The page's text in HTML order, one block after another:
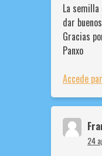
La
dar
Gracias
Panxo
Accede
24